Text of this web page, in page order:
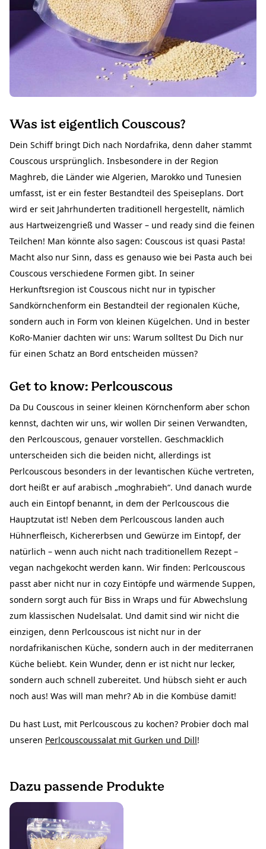
Was ist eigentlich Couscous?
Dein Schiff bringt Dich nach Nordafrika, denn daher stammt
Couscous ursprünglich. Insbesondere in der Region
Maghreb, die Länder wie Algerien, Marokko und Tunesien
umfasst, ist er ein fester Bestandteil des Speiseplans. Dort
wird er seit Jahrhunderten traditionell hergestellt, nämlich
aus Hartweizengrieß und Wasser – und ready sind die feinen
Teilchen! Man könnte also sagen: Couscous ist quasi Pasta!
Macht also nur Sinn, dass es genauso wie bei Pasta auch bei
Couscous verschiedene Formen gibt. In seiner
Herkunftsregion ist Couscous nicht nur in typischer
Sandkörnchenform ein Bestandteil der regionalen Küche,
sondern auch in Form von kleinen Kügelchen. Und in bester
KoRo-Manier dachten wir uns: Warum solltest Du Dich nur
für einen Schatz an Bord entscheiden müssen?
Get to know: Perlcouscous
Da Du Couscous in seiner kleinen Körnchenform aber schon
kennst, dachten wir uns, wir wollen Dir seinen Verwandten,
den Perlcouscous, genauer vorstellen. Geschmacklich
unterscheiden sich die beiden nicht, allerdings ist
Perlcouscous besonders in der levantischen Küche vertreten,
dort heißt er auf arabisch „moghrabieh“. Und danach wurde
auch ein Eintopf benannt, in dem der Perlcouscous die
Hauptzutat ist! Neben dem Perlcouscous landen auch
Hühnerfleisch, Kichererbsen und Gewürze im Eintopf, der
natürlich – wenn auch nicht nach traditionellem Rezept –
vegan nachgekocht werden kann. Wir finden: Perlcouscous
passt aber nicht nur in cozy Eintöpfe und wärmende Suppen,
sondern sorgt auch für Biss in Wraps und für Abwechslung
zum klassischen Nudelsalat. Und damit sind wir nicht die
einzigen, denn Perlcouscous ist nicht nur in der
nordafrikanischen Küche, sondern auch in der mediterranen
Küche beliebt. Kein Wunder, denn er ist nicht nur lecker,
sondern auch schnell zubereitet. Und hübsch sieht er auch
noch aus! Was will man mehr? Ab in die Kombüse damit!
Du hast Lust, mit Perlcouscous zu kochen? Probier doch mal
unseren Perlcouscoussalat mit Gurken und Dill!
Dazu passende Produkte